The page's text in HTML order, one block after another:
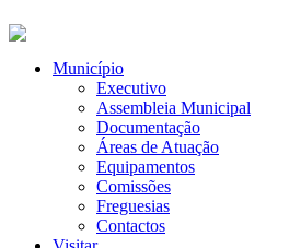
Município
Executivo
Assembleia Municipal
Documentação
Áreas de Atuação
Equipamentos
Comissões
Freguesias
Contactos